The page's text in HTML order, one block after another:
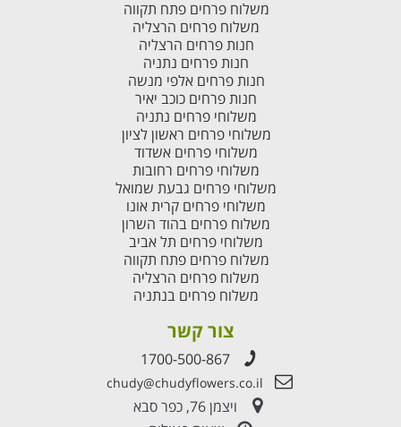
משלוח פרחים פתח תקווה
משלוח פרחים הרצליה
חנות פרחים הרצליה
חנות פרחים נתניה
חנות פרחים אלפי מנשה
חנות פרחים כוכב יאיר
משלוחי פרחים נתניה
משלוחי פרחים ראשון לציון
משלוחי פרחים אשדוד
משלוחי פרחים רחובות
משלוחי פרחים גבעת שמואל
משלוחי פרחים קרית אונו
משלוח פרחים בהוד השרון
משלוחי פרחים תל אביב
משלוח פרחים פתח תקווה
משלוח פרחים הרצליה
משלוח פרחים בנתניה
צור קשר
1700-500-867
chudy@chudyflowers.co.il
ויצמן 76, כפר סבא